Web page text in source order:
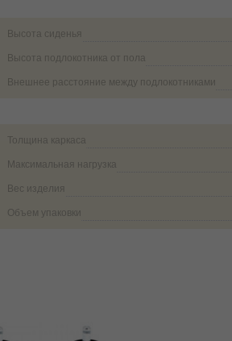
Высота сиденья
Высота подлокотника от пола
Внешнее расстояние между подлокотниками
Толщина каркаса
Максимальная нагрузка
Вес изделия
Объем упаковки